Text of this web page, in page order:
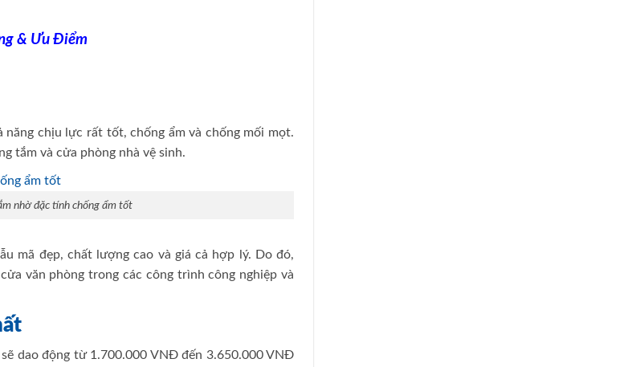
& Ưu Điểm
chịu lực rất tốt, chống ẩm và chống mối mọt.
tắm và cửa phòng nhà vệ sinh.
nhờ đặc tính chống ẩm tốt
mã đẹp, chất lượng cao và giá cả hợp lý. Do đó,
văn phòng trong các công trình công nghiệp và
dao động từ 1.700.000 VNĐ đến 3.650.000 VNĐ